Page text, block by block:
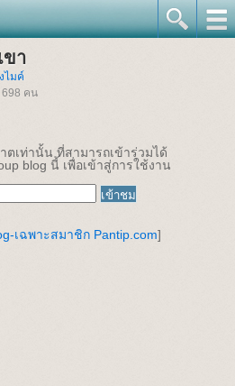
ขา
ไมค์
คน
ตเท่านั้น ที่สามารถเข้าร่วมได้
blog นี้ เพื่อเข้าสู่การใช้งาน
เฉพาะสมาชิก Pantip.com]